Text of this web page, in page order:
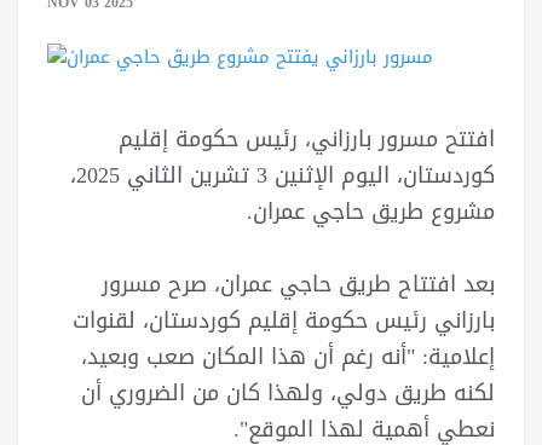
افتتح مسرور بارزاني، رئيس حكومة إقليم
كوردستان، اليوم الإثنين 3 تشرين الثاني 2025،
مشروع طريق حاجي عمران.
بعد افتتاح طريق حاجي عمران، صرح مسرور
بارزاني رئيس حكومة إقليم كوردستان، لقنوات
إعلامية: "أنه رغم أن هذا المكان صعب وبعيد،
لكنه طريق دولي، ولهذا كان من الضروري أن
نعطي أهمية لهذا الموقع".